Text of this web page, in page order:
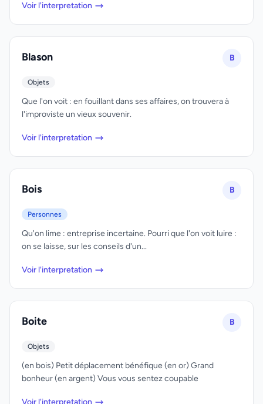
Voir l'interpretation
Blason B
Objets
Que l'on voit : en fouillant dans ses affaires, on trouvera à
l'improviste un vieux souvenir.
Voir l'interpretation
Bois B
Personnes
Qu'on lime : entreprise incertaine. Pourri que l'on voit luire :
on se laisse, sur les conseils d'un...
Voir l'interpretation
Boite B
Objets
(en bois) Petit déplacement bénéfique (en or) Grand
bonheur (en argent) Vous vous sentez coupable
Voir l'interpretation